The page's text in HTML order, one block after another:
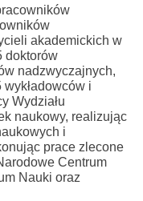
akademickich w
doktorów
nadzwyczajnych,
i
Wydziału
naukowy, realizując
i
prace zlecone
Centrum
Nauki oraz